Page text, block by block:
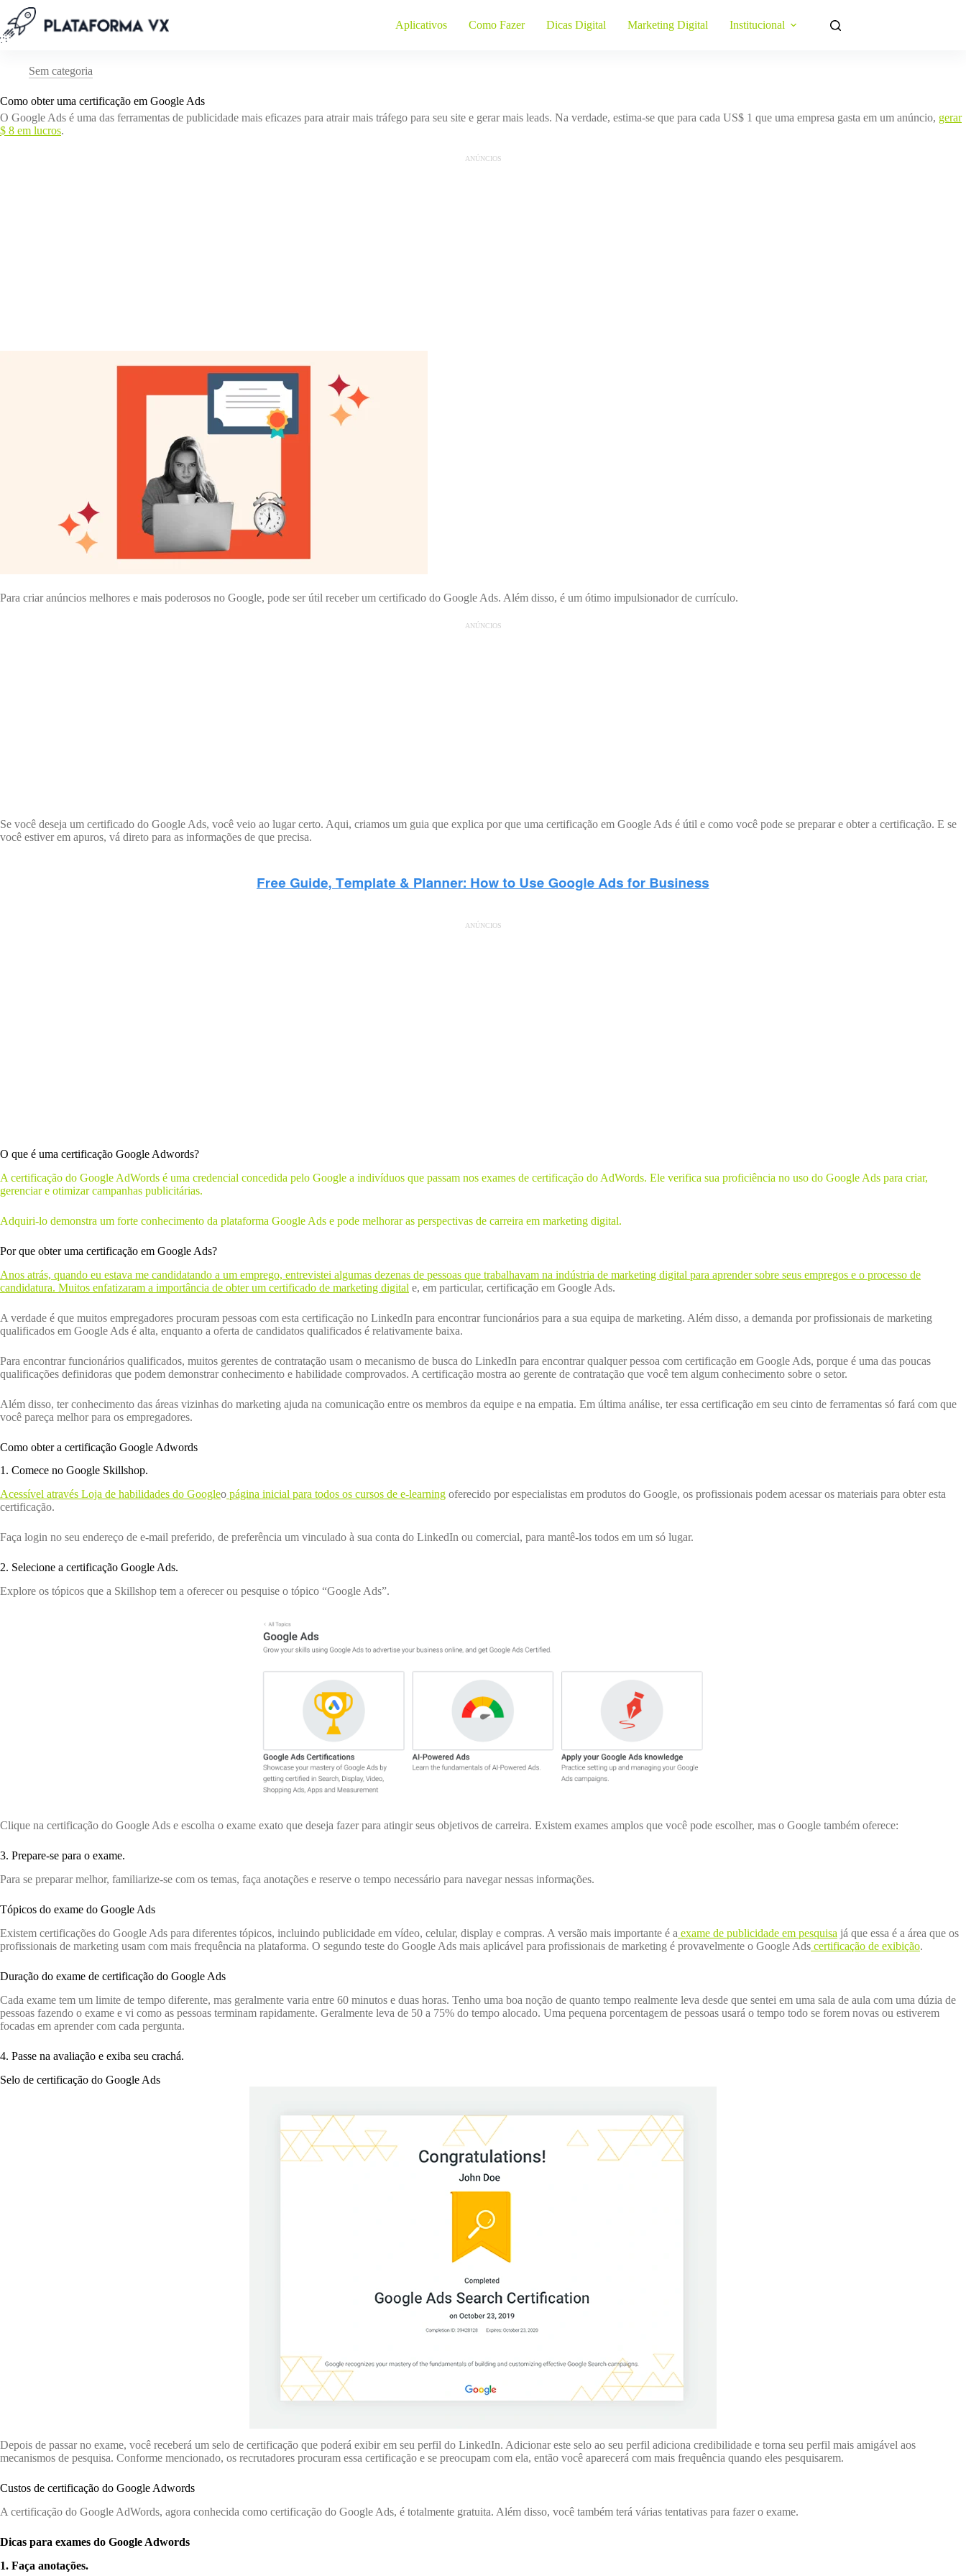
para
o
conteúdo
Aplicativos Como Fazer Dicas Digital Marketing Digital Institucional
Sem categoria
Como obter uma certificação em Google Ads
O Google Ads é uma das ferramentas de publicidade mais eficazes para atrair mais tráfego para seu site e gerar mais leads. Na verdade, estima-se que para cada US$ 1 que uma empresa gasta em um anúncio, gerar
$ 8 em lucros.
ANÚNCIOS
Para criar anúncios melhores e mais poderosos no Google, pode ser útil receber um certificado do Google Ads. Além disso, é um ótimo impulsionador de currículo.
ANÚNCIOS
Se você deseja um certificado do Google Ads, você veio ao lugar certo. Aqui, criamos um guia que explica por que uma certificação em Google Ads é útil e como você pode se preparar e obter a certificação. E se
você estiver em apuros, vá direto para as informações de que precisa.
ANÚNCIOS
O que é uma certificação Google Adwords?
A certificação do Google AdWords é uma credencial concedida pelo Google a indivíduos que passam nos exames de certificação do AdWords. Ele verifica sua proficiência no uso do Google Ads para criar,
gerenciar e otimizar campanhas publicitárias.
Adquiri-lo demonstra um forte conhecimento da plataforma Google Ads e pode melhorar as perspectivas de carreira em marketing digital.
Por que obter uma certificação em Google Ads?
Anos atrás, quando eu estava me candidatando a um emprego, entrevistei algumas dezenas de pessoas que trabalhavam na indústria de marketing digital para aprender sobre seus empregos e o processo de
candidatura. Muitos enfatizaram a importância de obter um certificado de marketing digital e, em particular, certificação em Google Ads.
A verdade é que muitos empregadores procuram pessoas com esta certificação no LinkedIn para encontrar funcionários para a sua equipa de marketing. Além disso, a demanda por profissionais de marketing
qualificados em Google Ads é alta, enquanto a oferta de candidatos qualificados é relativamente baixa.
Para encontrar funcionários qualificados, muitos gerentes de contratação usam o mecanismo de busca do LinkedIn para encontrar qualquer pessoa com certificação em Google Ads, porque é uma das poucas
qualificações definidoras que podem demonstrar conhecimento e habilidade comprovados. A certificação mostra ao gerente de contratação que você tem algum conhecimento sobre o setor.
Além disso, ter conhecimento das áreas vizinhas do marketing ajuda na comunicação entre os membros da equipe e na empatia. Em última análise, ter essa certificação em seu cinto de ferramentas só fará com que
você pareça melhor para os empregadores.
Como obter a certificação Google Adwords
1. Comece no Google Skillshop.
Acessível através Loja de habilidades do Googleo página inicial para todos os cursos de e-learning oferecido por especialistas em produtos do Google, os profissionais podem acessar os materiais para obter esta
certificação.
Faça login no seu endereço de e-mail preferido, de preferência um vinculado à sua conta do LinkedIn ou comercial, para mantê-los todos em um só lugar.
2. Selecione a certificação Google Ads.
Explore os tópicos que a Skillshop tem a oferecer ou pesquise o tópico “Google Ads”.
Clique na certificação do Google Ads e escolha o exame exato que deseja fazer para atingir seus objetivos de carreira. Existem exames amplos que você pode escolher, mas o Google também oferece:
3. Prepare-se para o exame.
Para se preparar melhor, familiarize-se com os temas, faça anotações e reserve o tempo necessário para navegar nessas informações.
Tópicos do exame do Google Ads
Existem certificações do Google Ads para diferentes tópicos, incluindo publicidade em vídeo, celular, display e compras. A versão mais importante é a exame de publicidade em pesquisa já que essa é a área que os
profissionais de marketing usam com mais frequência na plataforma. O segundo teste do Google Ads mais aplicável para profissionais de marketing é provavelmente o Google Ads certificação de exibição.
Duração do exame de certificação do Google Ads
Cada exame tem um limite de tempo diferente, mas geralmente varia entre 60 minutos e duas horas. Tenho uma boa noção de quanto tempo realmente leva desde que sentei em uma sala de aula com uma dúzia de
pessoas fazendo o exame e vi como as pessoas terminam rapidamente. Geralmente leva de 50 a 75% do tempo alocado. Uma pequena porcentagem de pessoas usará o tempo todo se forem novas ou estiverem
focadas em aprender com cada pergunta.
4. Passe na avaliação e exiba seu crachá.
Selo de certificação do Google Ads
Depois de passar no exame, você receberá um selo de certificação que poderá exibir em seu perfil do LinkedIn. Adicionar este selo ao seu perfil adiciona credibilidade e torna seu perfil mais amigável aos
mecanismos de pesquisa. Conforme mencionado, os recrutadores procuram essa certificação e se preocupam com ela, então você aparecerá com mais frequência quando eles pesquisarem.
Custos de certificação do Google Adwords
A certificação do Google AdWords, agora conhecida como certificação do Google Ads, é totalmente gratuita. Além disso, você também terá várias tentativas para fazer o exame.
Dicas para exames do Google Adwords
1. Faça anotações.